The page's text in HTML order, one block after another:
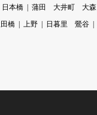
本橋
蒲田 大井町 大森
橋 上野 日暮里 鶯谷